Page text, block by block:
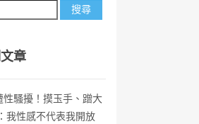
章
性騷擾！摸玉手、蹭大
性感不代表我開放